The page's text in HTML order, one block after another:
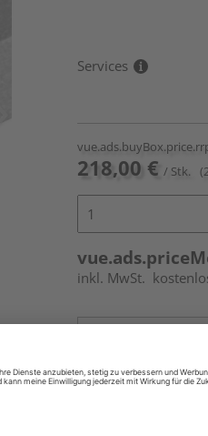
Services
218,00 € / Stk.
inkl. MwSt.
Ihr Standort